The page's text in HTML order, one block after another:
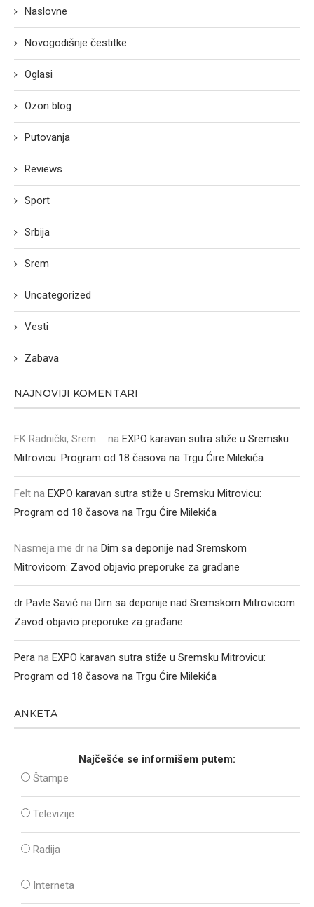
Naslovne
Novogodišnje čestitke
Oglasi
Ozon blog
Putovanja
Reviews
Sport
Srbija
Srem
Uncategorized
Vesti
Zabava
NAJNOVIJI KOMENTARI
FK Radnički, Srem ... na EXPO karavan sutra stiže u Sremsku
Mitrovicu: Program od 18 časova na Trgu Ćire Milekića
Felt na EXPO karavan sutra stiže u Sremsku Mitrovicu:
Program od 18 časova na Trgu Ćire Milekića
Nasmeja me dr na Dim sa deponije nad Sremskom
Mitrovicom: Zavod objavio preporuke za građane
dr Pavle Savić na Dim sa deponije nad Sremskom Mitrovicom:
Zavod objavio preporuke za građane
Pera na EXPO karavan sutra stiže u Sremsku Mitrovicu:
Program od 18 časova na Trgu Ćire Milekića
ANKETA
Najčešće se informišem putem:
Štampe
Televizije
Radija
Interneta